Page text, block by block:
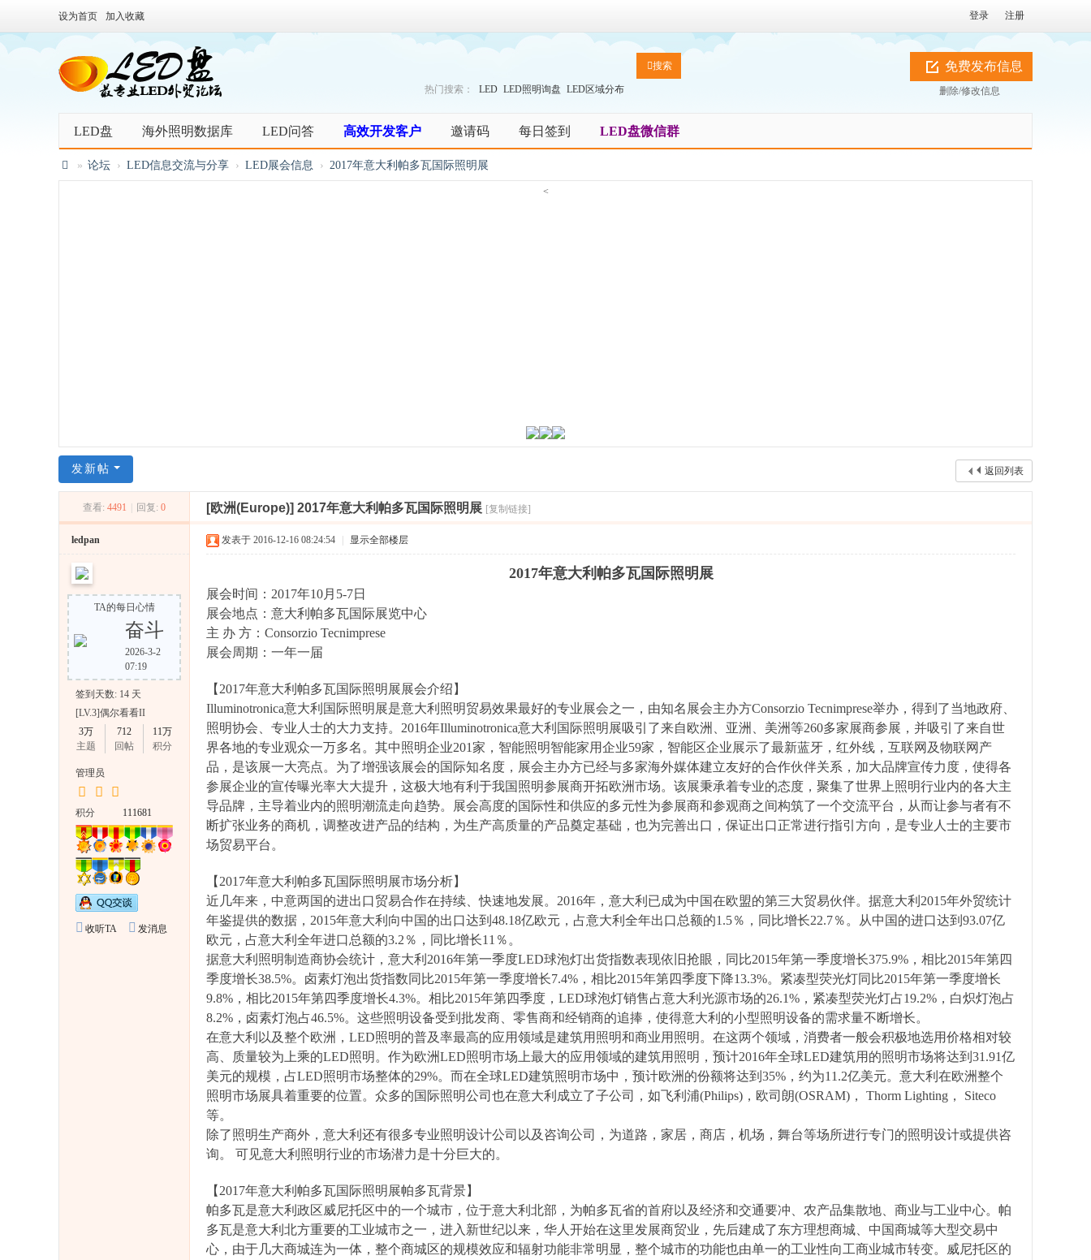
登录 注册
设为首页 加入收藏
搜索
热门搜索： LED LED照明询盘 LED区域分布
免费发布信息
删除/修改信息
LED盘 海外照明数据库 LED问答 高效开发客户 邀请码 每日签到 LED盘微信群
技
L
E
中
国
L
» 论坛 › LED信息交流与分享 › LED展会信息 › 2017年意大利帕多瓦国际照明展
<
返回列表
发新帖
查看: 4491 回复: 0 [欧洲(Europe)] 2017年意大利帕多瓦国际照明展 [复制链接]
ledpan
TA的每日心情
奋斗
2026-3-2
07:19
签到天数: 14 天
[LV.3]偶尔看看II
3万
主题
712
回帖
11万
积分
管理员
积分 111681
收听TA 发消息
发表于 2016-12-16 08:24:54 显示全部楼层
2017年意大利帕多瓦国际照明展
展会时间：2017年10月5-7日
展会地点：意大利帕多瓦国际展览中心
主 办 方：Consorzio Tecnimprese
展会周期：一年一届
【2017年意大利帕多瓦国际照明展展会介绍】
Illuminotronica意大利国际照明展是意大利照明贸易效果最好的专业展会之一，由知名展会主办方Consorzio Tecnimprese举办，得到了当地政府、
照明协会、专业人士的大力支持。2016年Illuminotronica意大利国际照明展吸引了来自欧洲、亚洲、美洲等260多家展商参展，并吸引了来自世
界各地的专业观众一万多名。其中照明企业201家，智能照明智能家用企业59家，智能区企业展示了最新蓝牙，红外线，互联网及物联网产
品，是该展一大亮点。为了增强该展会的国际知名度，展会主办方已经与多家海外媒体建立友好的合作伙伴关系，加大品牌宣传力度，使得各
参展企业的宣传曝光率大大提升，这极大地有利于我国照明参展商开拓欧洲市场。该展秉承着专业的态度，聚集了世界上照明行业内的各大主
导品牌，主导着业内的照明潮流走向趋势。展会高度的国际性和供应的多元性为参展商和参观商之间构筑了一个交流平台，从而让参与者有不
断扩张业务的商机，调整改进产品的结构，为生产高质量的产品奠定基础，也为完善出口，保证出口正常进行指引方向，是专业人士的主要市
场贸易平台。
【2017年意大利帕多瓦国际照明展市场分析】
近几年来，中意两国的进出口贸易合作在持续、快速地发展。2016年，意大利已成为中国在欧盟的第三大贸易伙伴。据意大利2015年外贸统计
年鉴提供的数据，2015年意大利向中国的出口达到48.18亿欧元，占意大利全年出口总额的1.5％，同比增长22.7％。从中国的进口达到93.07亿
欧元，占意大利全年进口总额的3.2％，同比增长11％。
据意大利照明制造商协会统计，意大利2016年第一季度LED球泡灯出货指数表现依旧抢眼，同比2015年第一季度增长375.9%，相比2015年第四
季度增长38.5%。卤素灯泡出货指数同比2015年第一季度增长7.4%，相比2015年第四季度下降13.3%。紧凑型荧光灯同比2015年第一季度增长
9.8%，相比2015年第四季度增长4.3%。相比2015年第四季度，LED球泡灯销售占意大利光源市场的26.1%，紧凑型荧光灯占19.2%，白炽灯泡占
8.2%，卤素灯泡占46.5%。这些照明设备受到批发商、零售商和经销商的追捧，使得意大利的小型照明设备的需求量不断增长。
在意大利以及整个欧洲，LED照明的普及率最高的应用领域是建筑用照明和商业用照明。在这两个领域，消费者一般会积极地选用价格相对较
高、质量较为上乘的LED照明。作为欧洲LED照明市场上最大的应用领域的建筑用照明，预计2016年全球LED建筑用的照明市场将达到31.91亿
美元的规模，占LED照明市场整体的29%。而在全球LED建筑照明市场中，预计欧洲的份额将达到35%，约为11.2亿美元。意大利在欧洲整个
照明市场展具着重要的位置。众多的国际照明公司也在意大利成立了子公司，如飞利浦(Philips)，欧司朗(OSRAM)， Thorm Lighting， Siteco
等。
除了照明生产商外，意大利还有很多专业照明设计公司以及咨询公司，为道路，家居，商店，机场，舞台等场所进行专门的照明设计或提供咨
询。 可见意大利照明行业的市场潜力是十分巨大的。
【2017年意大利帕多瓦国际照明展帕多瓦背景】
帕多瓦是意大利政区威尼托区中的一个城市，位于意大利北部，为帕多瓦省的首府以及经济和交通要冲、农产品集散地、商业与工业中心。帕
多瓦是意大利北方重要的工业城市之一，进入新世纪以来，华人开始在这里发展商贸业，先后建成了东方理想商城、中国商城等大型交易中
心，由于几大商城连为一体，整个商城区的规模效应和辐射功能非常明显，整个城市的功能也由单一的工业性向工商业城市转变。威尼托区的